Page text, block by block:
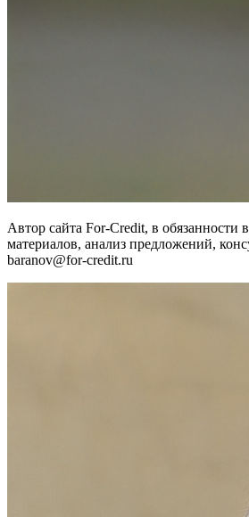
Автор сайта For-Credit, в обязанности
материалов, анализ предложений,
baranov@for-credit.ru